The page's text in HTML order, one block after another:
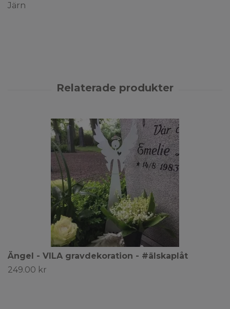
Järn
Ängel - VILA gravdekoration - #älskaplåt
249.00 kr